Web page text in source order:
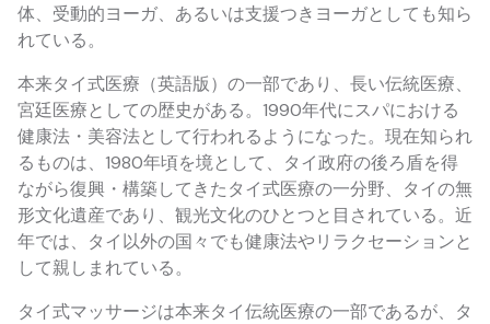
体、受動的ヨーガ、あるいは支援つきヨーガとしても知ら
れている。
本来タイ式医療（英語版）の一部であり、長い伝統医療、
宮廷医療としての歴史がある。1990年代にスパにおける
健康法・美容法として行われるようになった。現在知られ
るものは、1980年頃を境として、タイ政府の後ろ盾を得
ながら復興・構築してきたタイ式医療の一分野、タイの無
形文化遺産であり、観光文化のひとつと目されている。近
年では、タイ以外の国々でも健康法やリラクセーションと
して親しまれている。
タイ式マッサージは本来タイ伝統医療の一部であるが、タ